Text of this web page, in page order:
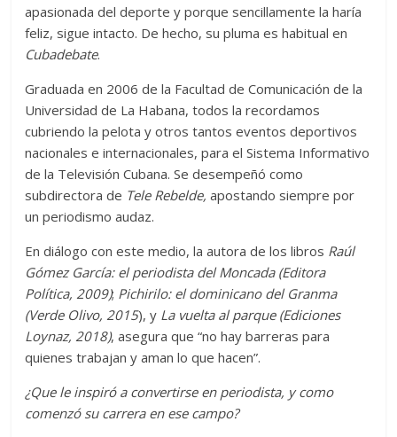
apasionada del deporte y porque sencillamente la haría
feliz, sigue intacto. De hecho, su pluma es habitual en
Cubadebate.
Graduada en 2006 de la Facultad de Comunicación de la
Universidad de La Habana, todos la recordamos
cubriendo la pelota y otros tantos eventos deportivos
nacionales e internacionales, para el Sistema Informativo
de la Televisión Cubana. Se desempeñó como
subdirectora de Tele Rebelde, apostando siempre por
un periodismo audaz.
En diálogo con este medio, la autora de los libros Raúl
Gómez García: el periodista del Moncada (Editora
Política, 2009); Pichirilo: el dominicano del Granma
(Verde Olivo, 2015), y La vuelta al parque (Ediciones
Loynaz, 2018), asegura que “no hay barreras para
quienes trabajan y aman lo que hacen”.
¿Que le inspiró a convertirse en periodista, y como
comenzó su carrera en ese campo?